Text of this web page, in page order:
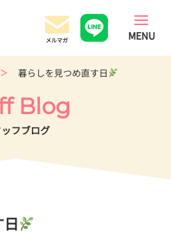
暮らしを見つめ直す日
Blog
フブログ